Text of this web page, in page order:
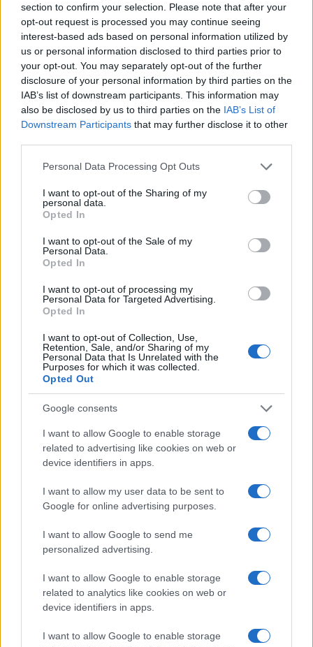
section to confirm your selection. Please note that after your
opt-out request is processed you may continue seeing
interest-based ads based on personal information utilized by
us or personal information disclosed to third parties prior to
your opt-out. You may separately opt-out of the further
disclosure of your personal information by third parties on the
IAB’s list of downstream participants. This information may
also be disclosed by us to third parties on the IAB’s List of
Downstream Participants that may further disclose it to other
Please note that this website/app uses one or more Google
not limited to your visit or usage behaviour. You may click to
grant or deny consent to Google and its third-party tags to
use your data for below specified purposes in below Google
consent section.
Personal Data Processing Opt Outs
I want to opt-out of the Sharing of my
personal data.
Opted In
I want to opt-out of the Sale of my
Personal Data.
Opted In
I want to opt-out of processing my
Personal Data for Targeted Advertising.
Opted In
I want to opt-out of Collection, Use,
Retention, Sale, and/or Sharing of my
Personal Data that Is Unrelated with the
Purposes for which it was collected.
Opted Out
Google consents
I want to allow Google to enable storage
related to advertising like cookies on web or
device identifiers in apps.
I want to allow my user data to be sent to
Google for online advertising purposes.
I want to allow Google to send me
personalized advertising.
I want to allow Google to enable storage
related to analytics like cookies on web or
device identifiers in apps.
I want to allow Google to enable storage
Sigue leyendo
El petróleo Brent cae un 8.46% y arrastra a las materias
Lucía Herrera · 5 Ago 2026
NEWS
El Brent cae un 8.46% y arrastra a las materias primas
Lucía Herrera · 4 Ago 2026